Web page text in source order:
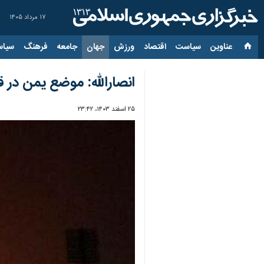
۱۷ مرداد ۱۴۰۵
عناوین‌ سیاست اقتصاد ورزش جهان جامعه فرهنگ
انصارالله: موضع یمن
۲۵ اسفند ۱۴۰۳، ۲۳:۴۲